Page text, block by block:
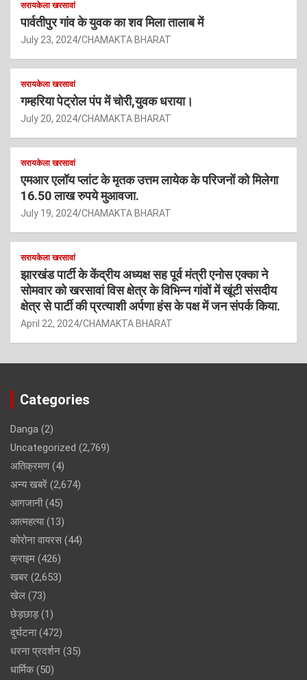
सरायकेला खरसावां
पार्वतीपुर गांव के युवक का शव मिला तालाब में
July 23, 2024 CHAMAKTA BHARAT
सरायकेला खरसावां
गम्हरिया पेट्रोल पंप में चोरी,युवक धराया।
July 20, 2024 CHAMAKTA BHARAT
सरायकेला खरसावां
एमआर एलॉय प्लांट के मृतक उत्तम लायेक के परिजनों को मिलेगा
16.50 लाख रुपये मुआवजा.
July 19, 2024 CHAMAKTA BHARAT
सरायकेला खरसावां
झारखंड पार्टी के केंद्रीय अध्यक्ष सह पूर्व मंत्री एनोस एक्का ने
सोमवार को खरसावां विस क्षेत्र के विभिन्न गांवों में खूंटी संसदीय
क्षेत्र से पार्टी की प्रत्याशी अर्पणा हंस के पक्ष में जन संपर्क किया.
April 22, 2024 CHAMAKTA BHARAT
Categories
Danga (2)
Uncategorized (2,769)
अतिक्रमण(4)
अन्य खबरें (2,674)
आगजानी(45)
आत्महत्या(13)
कोरोना वायरस (44)
क्राइम (426)
खबर (2,653)
खेल (73)
छेड़छाड़(1)
दुर्घटना(472)
धरना प्रदर्शन (35)
धार्मिक(50)